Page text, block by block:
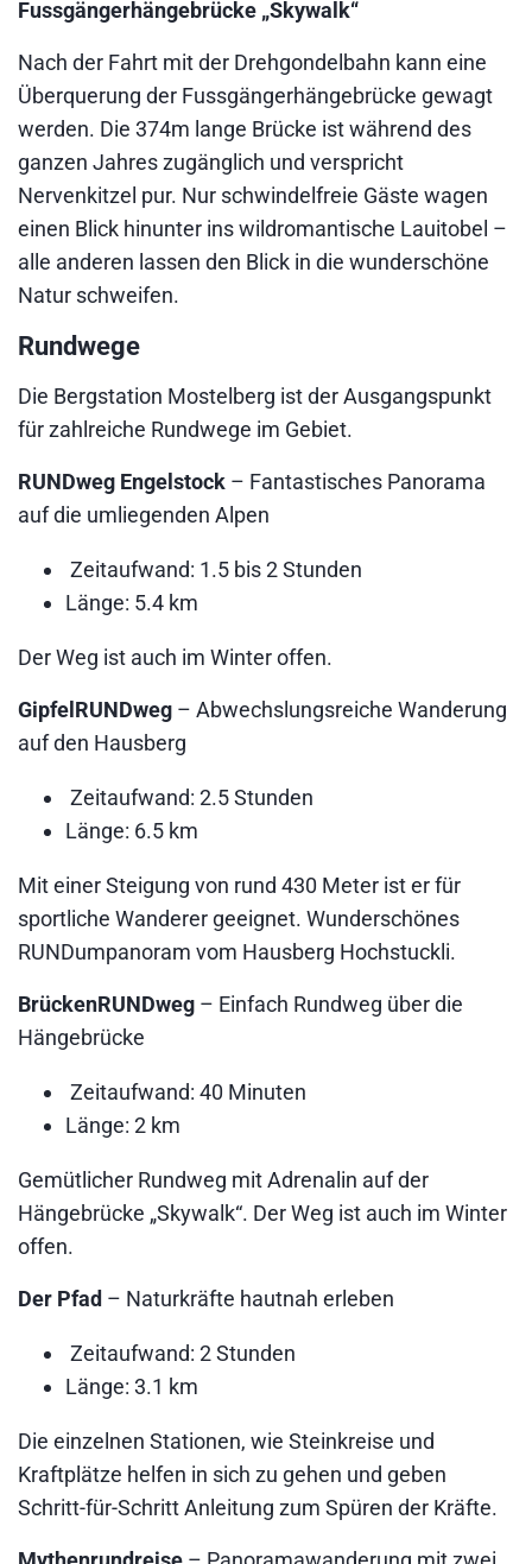
Fussgängerhängebrücke „Skywalk“
Nach der Fahrt mit der Drehgondelbahn kann eine
Überquerung der Fussgängerhängebrücke gewagt
werden. Die 374m lange Brücke ist während des
ganzen Jahres zugänglich und verspricht
Nervenkitzel pur. Nur schwindelfreie Gäste wagen
einen Blick hinunter ins wildromantische Lauitobel –
alle anderen lassen den Blick in die wunderschöne
Natur schweifen.
Rundwege
Die Bergstation Mostelberg ist der Ausgangspunkt
für zahlreiche Rundwege im Gebiet.
RUNDweg Engelstock – Fantastisches Panorama
auf die umliegenden Alpen
Zeitaufwand: 1.5 bis 2 Stunden
Länge: 5.4 km
Der Weg ist auch im Winter offen.
GipfelRUNDweg – Abwechslungsreiche Wanderung
auf den Hausberg
Zeitaufwand: 2.5 Stunden
Länge: 6.5 km
Mit einer Steigung von rund 430 Meter ist er für
sportliche Wanderer geeignet. Wunderschönes
RUNDumpanoram vom Hausberg Hochstuckli.
BrückenRUNDweg – Einfach Rundweg über die
Hängebrücke
Zeitaufwand: 40 Minuten
Länge: 2 km
Gemütlicher Rundweg mit Adrenalin auf der
Hängebrücke „Skywalk“. Der Weg ist auch im Winter
offen.
Der Pfad – Naturkräfte hautnah erleben
Zeitaufwand: 2 Stunden
Länge: 3.1 km
Die einzelnen Stationen, wie Steinkreise und
Kraftplätze helfen in sich zu gehen und geben
Schritt-für-Schritt Anleitung zum Spüren der Kräfte.